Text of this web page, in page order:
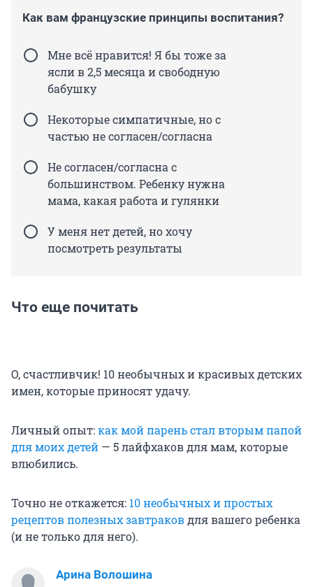
Как вам французские принципы воспитания?
Мне всё нравится! Я бы тоже за
ясли в 2,5 месяца и свободную
бабушку
Некоторые симпатичные, но с
частью не согласен/согласна
Не согласен/согласна с
большинством. Ребенку нужна
мама, какая работа и гулянки
У меня нет детей, но хочу
посмотреть результаты
Что еще почитать
О, счастливчик! 10 необычных и красивых детских
имен, которые приносят удачу.
Личный опыт:как мой парень стал вторым папой
для моих детей — 5 лайфхаков для мам, которые
влюбились.
Точно не откажется: 10 необычных и простых
рецептов полезных завтраковдля вашего ребенка
(и не только для него).
Арина Волошина